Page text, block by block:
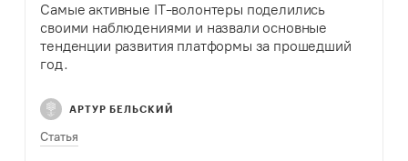
Самые активные IT-волонтеры поделились
своими наблюдениями и назвали основные
тенденции развития платформы за прошедший
год.
АРТУР БЕЛЬСКИЙ
Статья